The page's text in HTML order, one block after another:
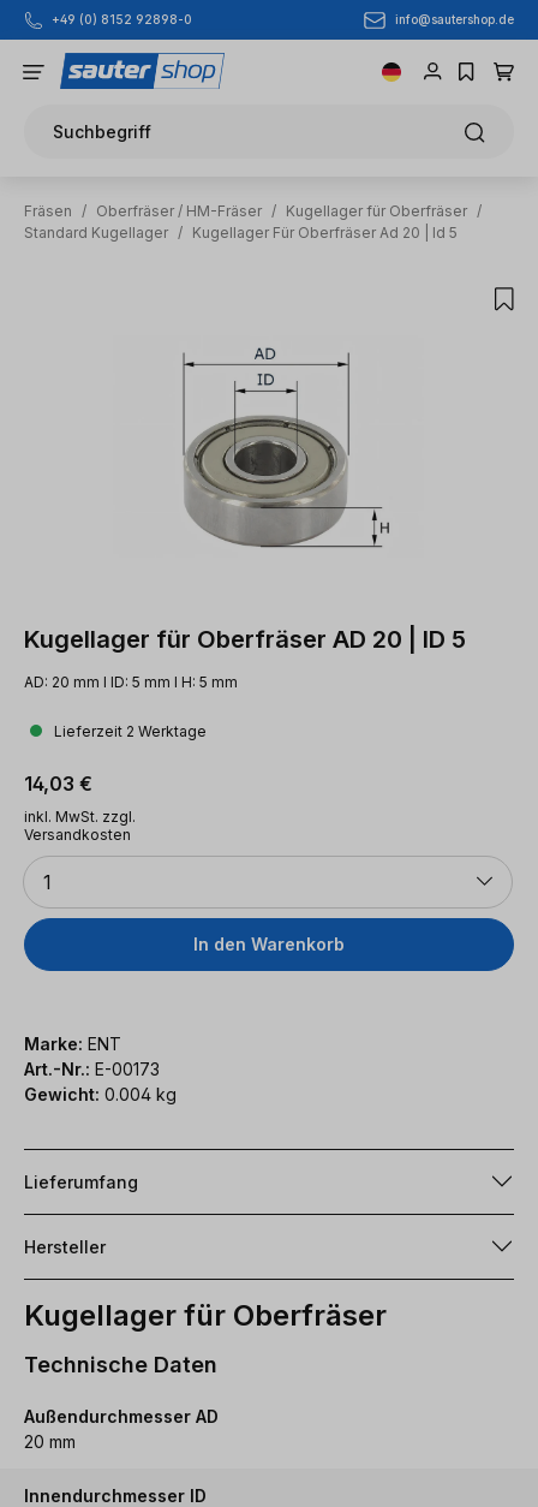
Zum Hauptinhalt springen
+49 (0) 8152 92898-0 info@sautershop.de
Suchbegriff
Fräsen / Oberfräser / HM-Fräser / Kugellager für Oberfräser /
Standard Kugellager / Kugellager Für Oberfräser Ad 20 | Id 5
Kugellager für Oberfräser AD 20 | ID 5
AD: 20 mm l ID: 5 mm l H: 5 mm
Lieferzeit 2 Werktage
Regulärer Preis:
14,03 €
inkl. MwSt. zzgl.
Versandkosten
Anzahl
1
In den Warenkorb
Marke: ENT
Art.-Nr.: E-00173
Gewicht: 0.004 kg
Lieferumfang
Hersteller
Kugellager für Oberfräser
Technische Daten
Außendurchmesser AD
20 mm
Innendurchmesser ID